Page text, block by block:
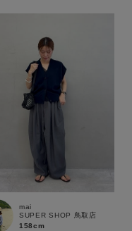
KIDS
mai
SUPER SHOP 鳥取店
158cm